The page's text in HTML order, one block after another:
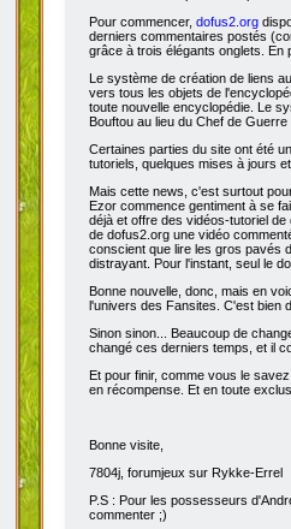
News de fin de
Bonjour à tous,
La fin des vacances approche
alors me revoici pour rattraper le
Pour commencer, dofus2.org
derniers commentaires postés
grâce à trois élégants onglets. En
Le système de création de liens
vers tous les objets de
toute nouvelle encyclopédie. Le
Bouftou au lieu du Chef de
Certaines parties du site ont été
tutoriels, quelques mises à jours
Mais cette news, c'est surtout
Ezor commence gentiment à se
déjà et offre des vidéos-tutoriel
de dofus2.org une vidéo
conscient que lire les gros pavés
distrayant. Pour l'instant, seul le
Sinon sinon... Beaucoup de
changé ces derniers temps, et il
Et pour finir, comme vous le
en récompense. Et en toute